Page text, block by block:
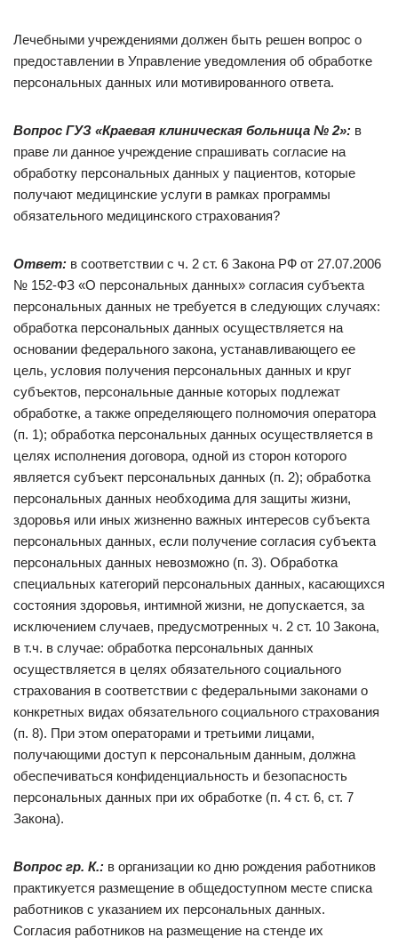
Лечебными учреждениями должен быть решен вопрос о
предоставлении в Управление уведомления об обработке
персональных данных или мотивированного ответа.
Вопрос ГУЗ «Краевая клиническая больница № 2»: в
праве ли данное учреждение спрашивать согласие на
обработку персональных данных у пациентов, которые
получают медицинские услуги в рамках программы
обязательного медицинского страхования?
Ответ: в соответствии с ч. 2 ст. 6 Закона РФ от 27.07.2006
№ 152-ФЗ «О персональных данных» согласия субъекта
персональных данных не требуется в следующих случаях:
обработка персональных данных осуществляется на
основании федерального закона, устанавливающего ее
цель, условия получения персональных данных и круг
субъектов, персональные данные которых подлежат
обработке, а также определяющего полномочия оператора
(п. 1); обработка персональных данных осуществляется в
целях исполнения договора, одной из сторон которого
является субъект персональных данных (п. 2); обработка
персональных данных необходима для защиты жизни,
здоровья или иных жизненно важных интересов субъекта
персональных данных, если получение согласия субъекта
персональных данных невозможно (п. 3). Обработка
специальных категорий персональных данных, касающихся
состояния здоровья, интимной жизни, не допускается, за
исключением случаев, предусмотренных ч. 2 ст. 10 Закона,
в т.ч. в случае: обработка персональных данных
осуществляется в целях обязательного социального
страхования в соответствии с федеральными законами о
конкретных видах обязательного социального страхования
(п. 8). При этом операторами и третьими лицами,
получающими доступ к персональным данным, должна
обеспечиваться конфиденциальность и безопасность
персональных данных при их обработке (п. 4 ст. 6, ст. 7
Закона).
Вопрос гр. К.: в организации ко дню рождения работников
практикуется размещение в общедоступном месте списка
работников с указанием их персональных данных.
Согласия работников на размещение на стенде их